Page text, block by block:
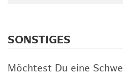
SONSTIGES
Möchtest Du eine